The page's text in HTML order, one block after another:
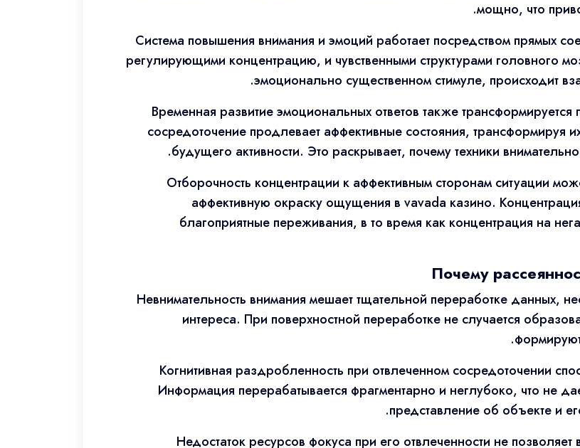
мощно, что
Система повышения внимания и эмоций работает посредством прямых
регулирующими концентрацию, и чувственными структурами головного
эмоционально существенном стимуле, происходит
Временная развитие эмоциональных ответов также
сосредоточение продлевает аффективные состояния, трансформируя
будущего активности. Это раскрывает, почему техники
Отборочность концентрации к аффективным сторонам ситуации
аффективную окраску ощущения в vavada казино.
благоприятные переживания, в то время как концентрация на
Почему
Невнимательность внимания мешает тщательной переработке данных,
интереса. При поверхностной переработке не случается
Когнитивная раздробленность при отвлеченном сосредоточении
Информация перерабатывается фрагментарно и неглубоко, что не
представление об объекте и
Недостаток ресурсов фокуса при его отвлеченности не